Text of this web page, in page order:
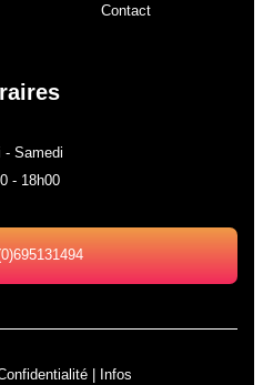
Contact
- Samedi
- 18h00
| Infos